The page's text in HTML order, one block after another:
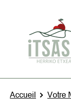
Accueil Votre